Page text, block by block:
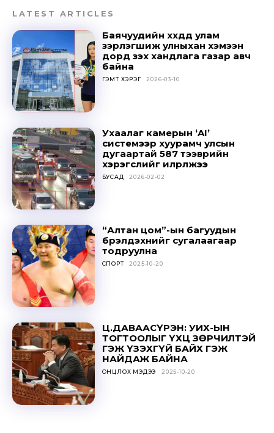
Don't miss
out!
Sing up for our newsletter
SUBSCRIBE
LATEST ARTICLES
Баячуудийн хүүхдүүд улам
зэрлэгшиж улныхан хэмээн
дорд үзэх хандлага газар авч
байна
ГЭМТ ХЭРЭГ 2026-03-10
Ухаалаг камерын ‘AI’
системээр хуурамч улсын
дугаартай 587 тээврийн
хэрэгслийг илрүүлжээ
БУСАД 2026-02-02
“Алтан цом”-ын багуудын
бүрэлдэхүүнийг сугалаагаар
тодруулна
СПОРТ 2025-10-20
Ц.ДАВААСҮРЭН: УИХ-ЫН
ТОГТООЛЫГ ҮХЦ ЗӨРЧИЛТЭЙ
ГЭЖ ҮЗЭХГҮЙ БАЙХ ГЭЖ
НАЙДАЖ БАЙНА
ОНЦЛОХ МЭДЭЭ 2025-10-20